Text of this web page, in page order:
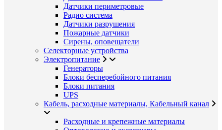
Датчики периметровые
Радио система
Датчики разрушения
Пожарные датчики
Сирены, оповещатели
Селекторные устройства
Электропитание
Генераторы
Блоки бесперебойного питания
Блоки питания
UPS
Кабель, расходные материалы, Кабельный канал
Расходные и крепежные материалы